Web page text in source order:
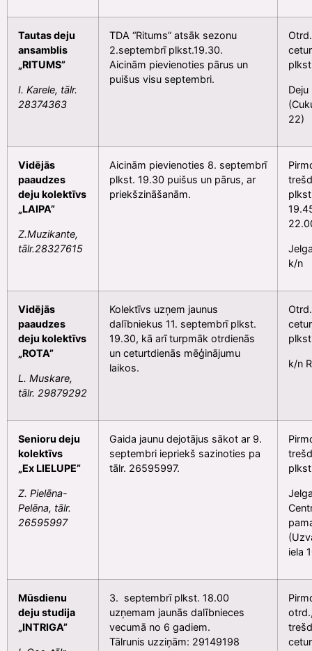
Tautas deju
ansamblis
„RITUMS”
I. Karele, tālr.
28374363
TDA “Ritums” atsāk sezonu
2.septembrī plkst.19.30.
Aicinām pievienoties pārus un
puišus visu septembri.
Deju
22)
Vidējās
paaudzes
deju kolektīvs
„LAIPA”
Z.Muzikante,
tālr.28327615
Aicinām pievienoties 8. septembrī
plkst. 19.30 puišus un pārus, ar
priekšzināšanām.
k/n
Vidējās
paaudzes
deju kolektīvs
„ROTA”
L. Muskare,
tālr. 29879292
Kolektīvs uzņem jaunus
dalībniekus 11. septembrī plkst.
19.30, kā arī turpmāk otrdienās
un ceturtdienās mēģinājumu
laikos.
k/n
Senioru deju
kolektīvs
„Ex LIELUPE”
Z. Pielēna-
Pelēna, tālr.
26595997
Gaida jaunu dejotājus sākot ar 9.
septembri iepriekš sazinoties pa
tālr. 26595997.
iela
Mūsdienu
deju studija
„INTRIGA”
3. septembrī plkst. 18.00
uzņemam jaunās dalībnieces
vecumā no 6 gadiem.
Tālrunis uzziņām: 29149198